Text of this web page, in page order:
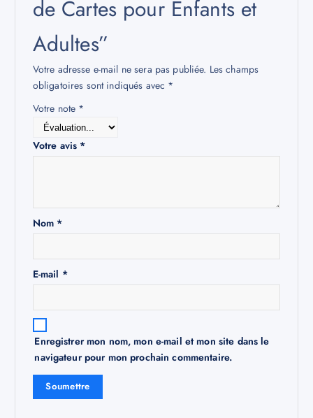
de Cartes pour Enfants et
Adultes”
Votre adresse e-mail ne sera pas publiée. Les champs
obligatoires sont indiqués avec *
Votre note *
Votre avis *
Nom *
E-mail *
Enregistrer mon nom, mon e-mail et mon site dans le
navigateur pour mon prochain commentaire.